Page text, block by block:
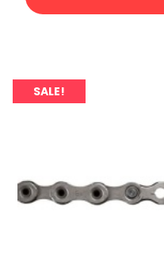
SALE!